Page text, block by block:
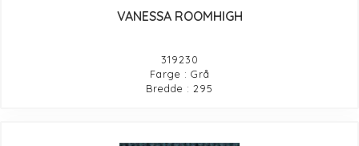
VANESSA ROOMHIGH
319230
Farge : Grå
Bredde : 295